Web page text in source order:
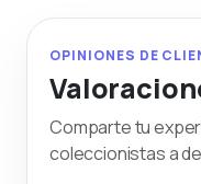
OPINIONES DE
Comparte tu
coleccionistas a